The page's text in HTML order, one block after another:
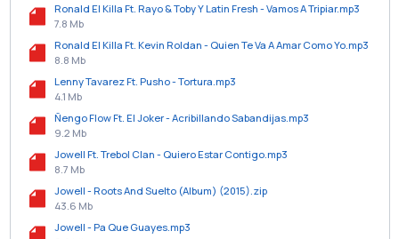
Ronald El Killa Ft. Rayo & Toby Y Latin Fresh - Vamos A Tripiar.mp3
7.8 Mb
Ronald El Killa Ft. Kevin Roldan - Quien Te Va A Amar Como Yo.mp3
8.8 Mb
Lenny Tavarez Ft. Pusho - Tortura.mp3
4.1 Mb
Ñengo Flow Ft. El Joker - Acribillando Sabandijas.mp3
9.2 Mb
Jowell Ft. Trebol Clan - Quiero Estar Contigo.mp3
8.7 Mb
Jowell - Roots And Suelto (Album) (2015).zip
43.6 Mb
Jowell - Pa Que Guayes.mp3